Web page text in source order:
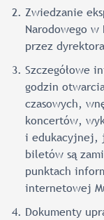
Zwiedzanie
Narodowego
przez
Szczegółowe
godzin
czasowych,
koncertów,
i edukacyjnej,
biletów są
punktach
internetowej
Dokumenty